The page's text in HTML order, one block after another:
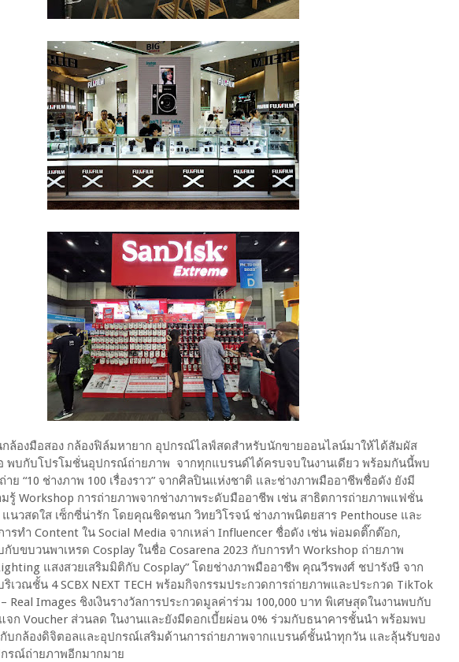
ล้องมือสอง กล้องฟิล์มหายาก อุปกรณ์ไลฟ์สดสำหรับนักขายออนไลน์มาให้ได้สัมผัส
พบกับโปรโมชั่นอุปกรณ์ถ่ายภาพ จากทุกแบรนด์ได้ครบจบในงานเดียว พร้อมกันนี้พบ
ย “10 ช่างภาพ 100 เรื่องราว” จากศิลปินแห่งชาติ และช่างภาพมืออาชีพชื่อดัง ยังมี
มรู้ Workshop การถ่ายภาพจากช่างภาพระดับมืออาชีพ เช่น สาธิตการถ่ายภาพแฟชั่น
แนวสดใส เซ็กซี่น่ารัก โดยคุณชิดชนก วิทยวิโรจน์ ช่างภาพนิตยสาร Penthouse และ
รทำ Content ใน Social Media จากเหล่า Influencer ชื่อดัง เช่น พ่อมดติ๊กต๊อก,
กับขบวนพาเหรด Cosplay ในชื่อ Cosarena 2023 กับการทำ Workshop ถ่ายภาพ
แสงสวยเสริมมิติกับ Cosplay” โดยช่างภาพมืออาชีพ คุณวีรพงศ์ ชปารังษี จาก
เวณชั้น 4 SCBX NEXT TECH พร้อมกิจกรรมประกวดการถ่ายภาพและประกวด TikTok
Real Images ชิงเงินรางวัลการประกวดมูลค่าร่วม 100,000 บาท พิเศษสุดในงานพบกับ
จก Voucher ส่วนลด ในงานและยังมีดอกเบี้ยผ่อน 0% ร่วมกับธนาคารชั้นนำ พร้อมพบ
กับกล้องดิจิตอลและอุปกรณ์เสริมด้านการถ่ายภาพจากแบรนด์ชั้นนำทุกวัน และลุ้นรับของ
กรณ์ถ่ายภาพอีกมากมาย